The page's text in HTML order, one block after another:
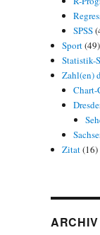
SPSS
Sport(49)
Statistik-
Zahl(en)
Chart-
Zitat(16)
ARCHIV